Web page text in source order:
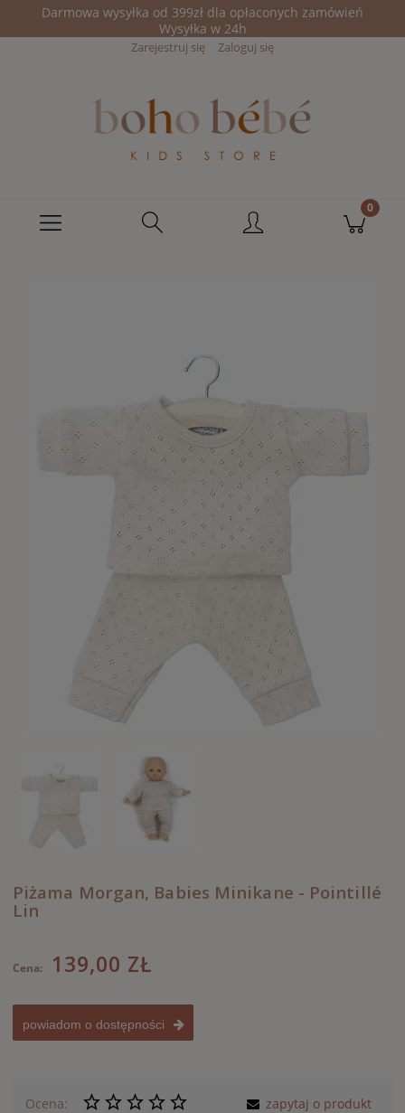
Darmowa wysyłka od 399zł dla opłaconych zamówień
Wysyłka w 24h
Zarejestruj się Zaloguj się
Piżama Morgan, Babies Minikane - Pointillé
Lin
Cena: 139,00 ZŁ
powiadom o dostępności
Ocena:
zapytaj o produkt